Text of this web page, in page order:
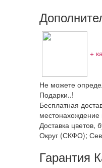
+
Не можете
Подарки..!
Бесплатная
местонахождение
Доставка
Округ (СКФО);
Гарантия